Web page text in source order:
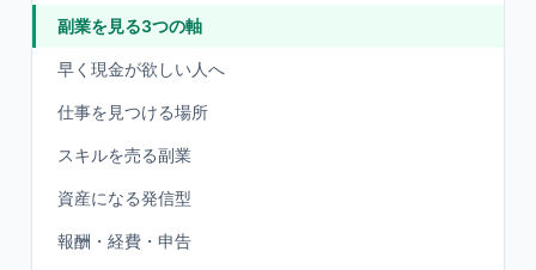
副業を見る3つの軸
早く現金が欲しい人へ
仕事を見つける場所
スキルを売る副業
資産になる発信型
報酬・経費・申告